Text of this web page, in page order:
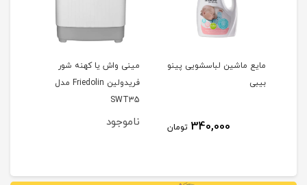
مایع ماشین لباسشویی پینو
بیبی
340,000 تومان
مینی واش یا کهنه شور
فریدولین Friedolin مدل
SWT35
ناموجود